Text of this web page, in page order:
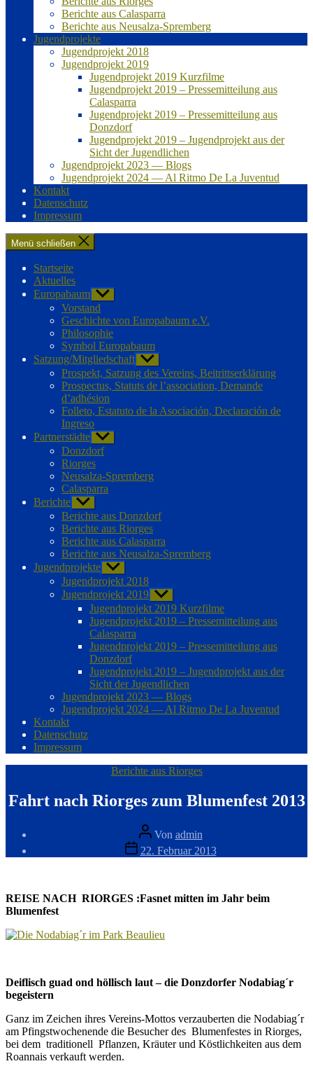
Berichte aus Calasparra
Berichte aus Neusalza-Spremberg
Jugendprojekte
Jugendprojekt 2018
Jugendprojekt 2019
Jugendprojekt 2019 Kurzfilme
Jugendprojekt 2019 – Pressemitteilung aus
Calasparra
Jugendprojekt 2019 – Pressemitteilung aus
Donzdorf
Jugendprojekt 2019 – Jugendprojekt aus der
Sicht der Jugendlichen
Jugendprojekt 2023 — Blogs
Jugendprojekt 2024 — Al Ritmo De La Juventud
Kontakt
Datenschutz
Impressum
Menü schließen
Startseite
Aktuelles
Europabaum Untermenü
anzeigen
Vorstand
Geschichte von Europabaum e.V.
Philosophie
Symbol Europabaum
Satzung/Mitgliedschaft Untermenü
anzeigen
Prospekt, Satzung des Vereins, Beitrittserklärung
Prospectus, Statuts de l’association, Demande
d’adhésion
Folleto, Estatuto de la Asociación, Declaración de
Ingreso
Partnerstädte Untermenü
anzeigen
Donzdorf
Riorges
Neusalza-Spremberg
Calasparra
Berichte Untermenü
anzeigen
Berichte aus Donzdorf
Berichte aus Riorges
Berichte aus Calasparra
Berichte aus Neusalza-Spremberg
Jugendprojekte Untermenü
anzeigen
Jugendprojekt 2018
Jugendprojekt 2019 Untermenü
anzeigen
Jugendprojekt 2019 Kurzfilme
Jugendprojekt 2019 – Pressemitteilung aus
Calasparra
Jugendprojekt 2019 – Pressemitteilung aus
Donzdorf
Jugendprojekt 2019 – Jugendprojekt aus der
Sicht der Jugendlichen
Jugendprojekt 2023 — Blogs
Jugendprojekt 2024 — Al Ritmo De La Juventud
Kontakt
Datenschutz
Impressum
Kategorien
Berichte aus Riorges
Fahrt nach Riorges zum Blumenfest 2013
Beitragsautor
Von admin
Veröffentlichungsdatum
22. Februar 2013
REISE NACH RIORGES :Fasnet mitten im Jahr beim
Blumenfest
Deiflisch guad ond höllisch laut – die Donzdorfer Nodabiag´r
begeistern
Ganz im Zeichen ihres Vereins-Mottos verzauberten die Nodabiag´r
am Pfingstwochenende die Besucher des Blumenfestes in Riorges,
bei dem traditionell Pflanzen, Kräuter und Köstlichkeiten aus dem
Roannais verkauft werden.